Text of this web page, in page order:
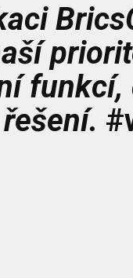
funkcí,